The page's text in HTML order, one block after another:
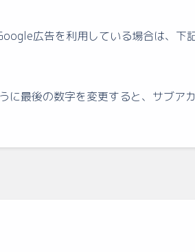
広告を利用している場合は、下
最後の数字を変更すると、サブア